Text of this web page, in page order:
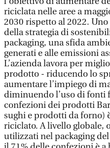
riciclata nelle aree a
2030 rispetto al 2022.
della strategia di
packaging, una sfida
generati e alle emissioni
L’azienda lavora per
prodotto - riducendo lo
aumentare l’impiego di
diminuendo l’uso di fonti
confezioni dei prodotti
sughi e prodotti da forno)
riciclato. A livello globale,
utilizzati nel packaging